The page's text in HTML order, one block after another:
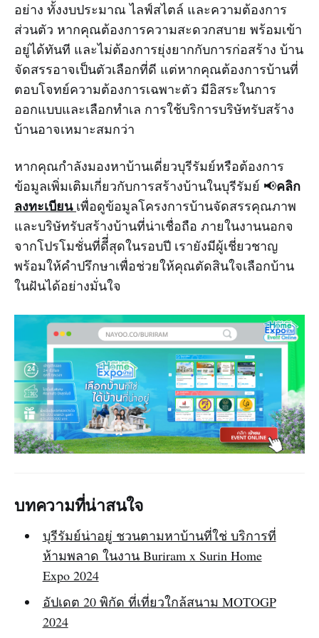
อย่าง ทั้งงบประมาณ ไลฟ์สไตล์ และความต้องการ
ส่วนตัว หากคุณต้องการความสะดวกสบาย พร้อมเข้า
อยู่ได้ทันที และไม่ต้องการยุ่งยากกับการก่อสร้าง บ้าน
จัดสรรอาจเป็นตัวเลือกที่ดี แต่หากคุณต้องการบ้านที่
ตอบโจทย์ความต้องการเฉพาะตัว มีอิสระในการ
ออกแบบและเลือกทำเล การใช้บริการบริษัทรับสร้าง
บ้านอาจเหมาะสมกว่า
หากคุณกำลังมองหาบ้านเดี่ยวบุรีรัมย์หรือต้องการ
ข้อมูลเพิ่มเติมเกี่ยวกับการสร้างบ้านในบุรีรัมย์ 📢คลิก
ลงทะเบียน เพื่อดูข้อมูลโครงการบ้านจัดสรรคุณภาพ
และบริษัทรับสร้างบ้านที่น่าเชื่อถือ ภายในงานนอกจ
จากโปรโมชั่นที่ดีี่สุดในรอบปี เรายังมีผู้เชี่ยวชาญ
พร้อมให้คำปรึกษาเพื่อช่วยให้คุณตัดสินใจเลือกบ้าน
ในฝันได้อย่างมั่นใจ
บทความที่น่าสนใจ
บุรีรัมย์น่าอยู่ ชวนตามหาบ้านที่ใช่ บริการที่
ห้ามพลาด ในงาน Buriram x Surin Home
Expo 2024
อัปเดต 20 พิกัด ที่เที่ยวใกล้สนาม MOTOGP
2024